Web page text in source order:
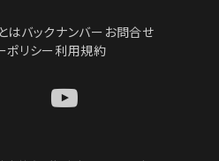
はバックナンバー お問合せ
ポリシー利用規約